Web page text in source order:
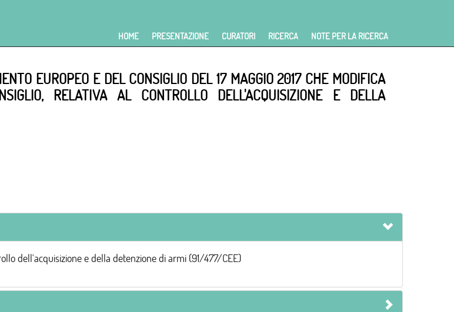
HOME PRESENTAZIONE CURATORI RICERCA NOTE PER LA RICERCA
EUROPEO E DEL CONSIGLIO DEL 17 MAGGIO 2017 CHE MODIFICA
RELATIVA AL CONTROLLO DELL'ACQUISIZIONE E DELLA
dell'acquisizione e della detenzione di armi (91/477/CEE)